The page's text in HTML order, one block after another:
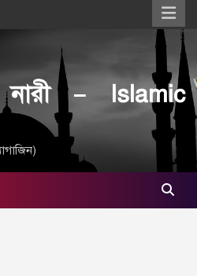
– Islamic